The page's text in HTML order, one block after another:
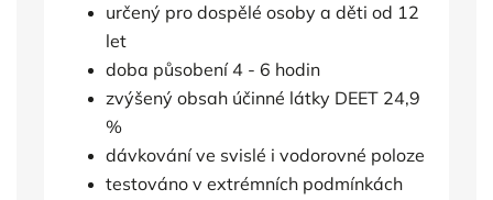
určený pro dospělé osoby a děti od 12
let
doba působení 4 - 6 hodin
zvýšený obsah účinné látky DEET 24,9
%
dávkování ve svislé i vodorovné poloze
testováno v extrémních podmínkách